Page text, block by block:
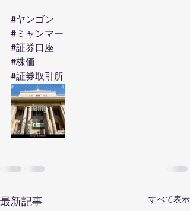
#ヤンゴン
#ミャンマー
#証券口座
#株価
#証券取引所
最新記事 すべて表示